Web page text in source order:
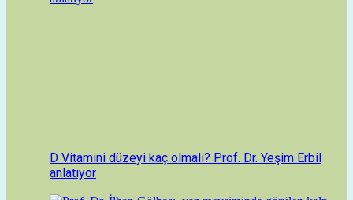
D Vitamini düzeyi kaç olmalı? Prof. Dr. Yeşim Erbil
anlatıyor